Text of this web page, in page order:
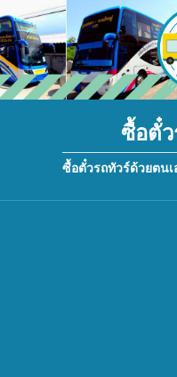
ซื้อตั๋ว
ซื้อตั๋วรถทัวร์ด้วยตนเ